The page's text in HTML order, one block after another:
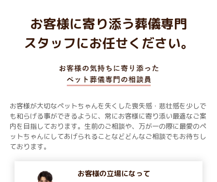
お客様に寄り添う葬儀専門
スタッフにお任せください。
お客様が大切なペットちゃんを失くした喪失感・悲壮感を少しで
も和らげる事ができるように、常にお客様に寄り添い最適なご案
内を目指しております。生前のご相談や、万が一の際に最愛のペ
ットちゃんにしてあげられることなどどんなご相談でもお待ちし
ております。
お客様の立場になって